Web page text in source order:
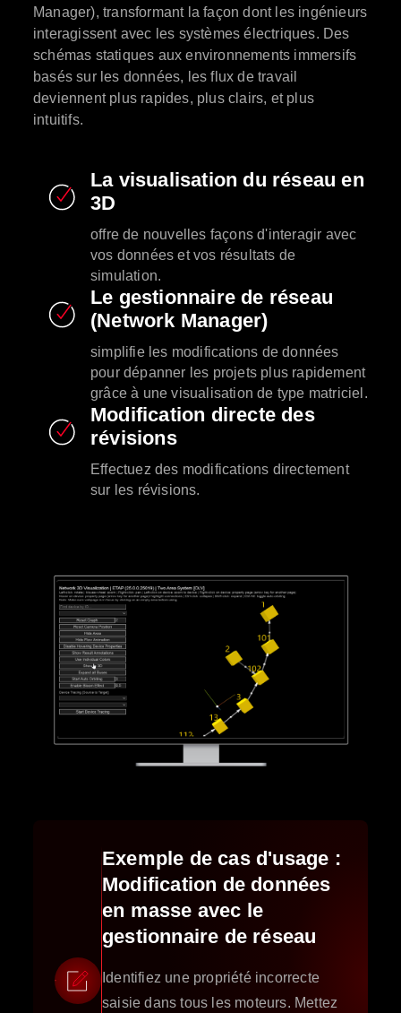
Manager), transformant la façon dont les ingénieurs
interagissent avec les systèmes électriques. Des
schémas statiques aux environnements immersifs
basés sur les données, les flux de travail
deviennent plus rapides, plus clairs, et plus
intuitifs.
La visualisation du réseau en
3D
offre de nouvelles façons d'interagir avec
vos données et vos résultats de
simulation.
Le gestionnaire de réseau
(Network Manager)
simplifie les modifications de données
pour dépanner les projets plus rapidement
grâce à une visualisation de type matriciel.
Modification directe des
révisions
Effectuez des modifications directement
sur les révisions.
Exemple de cas d'usage :
Modification de données
en masse avec le
gestionnaire de réseau
Identifiez une propriété incorrecte
saisie dans tous les moteurs. Mettez